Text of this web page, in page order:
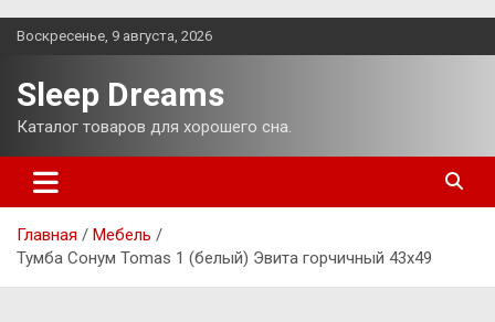
Перейти
Воскресенье, 9 августа, 2026
Sleep Dreams
Каталог товаров для хорошего сна.
Главная
Мебель
Тумба Сонум Tomas 1 (белый) Эвита горчичный 43х49